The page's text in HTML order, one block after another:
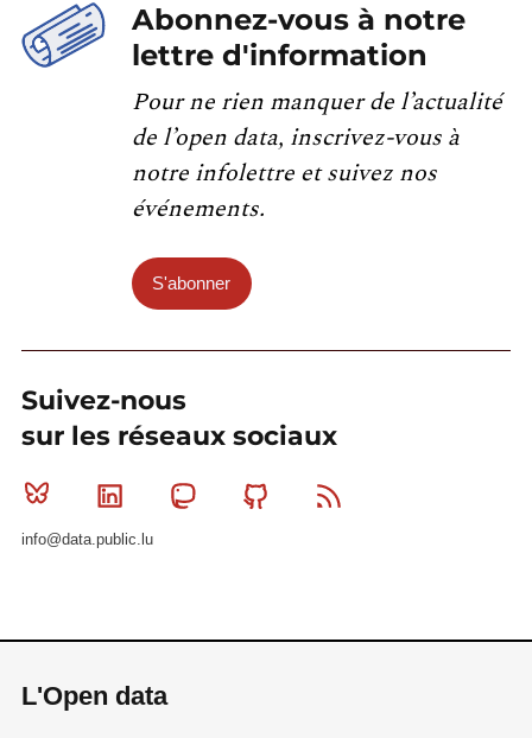
Abonnez-vous à notre
lettre d'information
Pour ne rien manquer de l’actualité
de l’open data, inscrivez-vous à
notre infolettre et suivez nos
événements.
S'abonner
Suivez-nous
sur les réseaux sociaux
Bluesky Linkedin MastodonGithub
info@data.public.lu
L'Open data